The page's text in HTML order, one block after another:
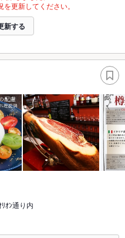
更新してください。
新する
ｵﾝ通り内